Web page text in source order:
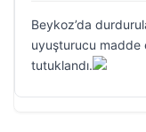
Beykoz’da
uyuşturucu madde
tutuklandı.